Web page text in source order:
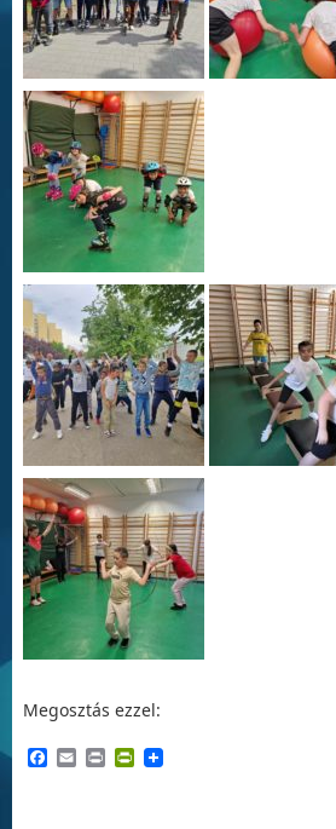
Megosztás ezzel:
Facebook
EmailPrintPrintFriendly